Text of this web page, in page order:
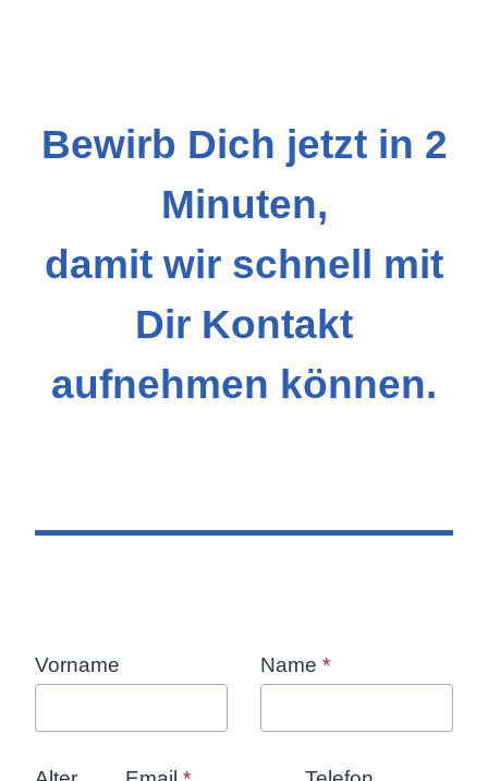
Bewirb Dich jetzt in 2
Minuten,
damit wir schnell mit
Dir Kontakt
aufnehmen können.
Vorname Name *